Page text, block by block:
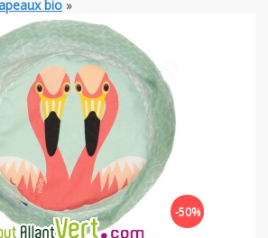
bio »
-50%